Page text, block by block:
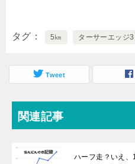
タグ 5㎞ ターサーエッジ3
Tweet
関連記事
ハーフ走？いえ、